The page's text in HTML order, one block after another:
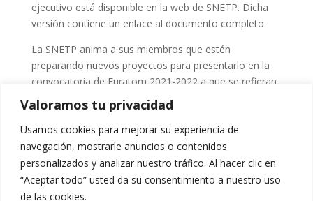
Valoramos tu privacidad
Usamos cookies para mejorar su experiencia de
navegación, mostrarle anuncios o contenidos
personalizados y analizar nuestro tráfico. Al hacer clic en
“Aceptar todo” usted da su consentimiento a nuestro uso
de las cookies.
ejecutivo está disponible en la web de SNETP. Dicha
versión contiene un enlace al documento completo.
La SNETP anima a sus miembros que estén
preparando nuevos proyectos para presentarlo en la
convocatoria de Euratom 2021-2022 a que se refieran
a la Agenda Estratégica en sus propuestas de
proyecto, y espera que se convierta en un documento
ampliamente utilizado por la comunidad de SNETP.